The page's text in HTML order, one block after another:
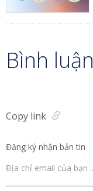
Bình luận
Copy link
Đăng ký nhận bản tin